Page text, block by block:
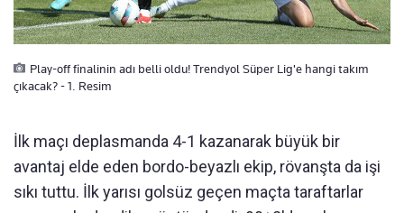
Play-off finalinin adı belli oldu! Trendyol Süper Lig'e hangi takım
çıkacak? - 1. Resim
İlk maçı deplasmanda 4-1 kazanarak büyük bir
avantaj elde eden bordo-beyazlı ekip, rövanşta da işi
sıkı tuttu. İlk yarısı golsüz geçen maçta taraftarlar